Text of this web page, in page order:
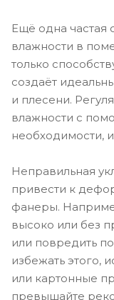
Ещё одна
влажности в
только
создаёт
и плесени.
влажности с
необходимости,
Неправильная
привести к
фанеры.
высоко или без
или повредить
избежать этого,
или картонные
превышайте